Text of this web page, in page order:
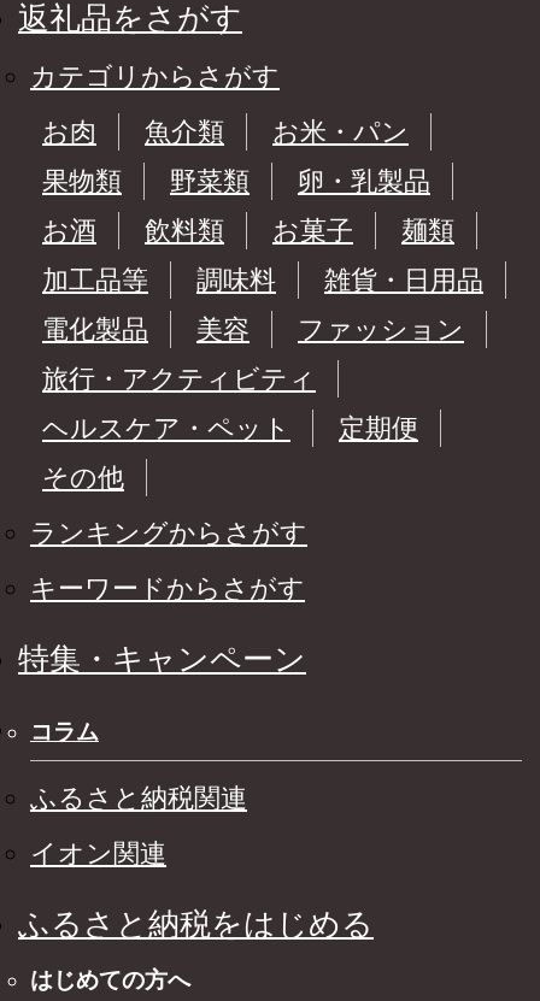
返礼品をさがす
カテゴリからさがす
お肉
魚介類
お米・パン
果物類
野菜類
卵・乳製品
お酒
飲料類 お菓子
麺類
加工品等
調味料
雑貨・日用品
電化製品
美容
ファッション
旅行・アクティビティ
ヘルスケア・ペット
定期便
その他
ランキングからさがす
キーワードからさがす
特集・キャンペーン
コラム
ふるさと納税関連
イオン関連
ふるさと納税をはじめる
はじめての方へ